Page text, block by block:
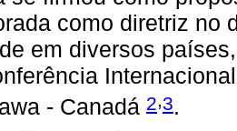
como diretriz no
em diversos
- Canadá 2 3.